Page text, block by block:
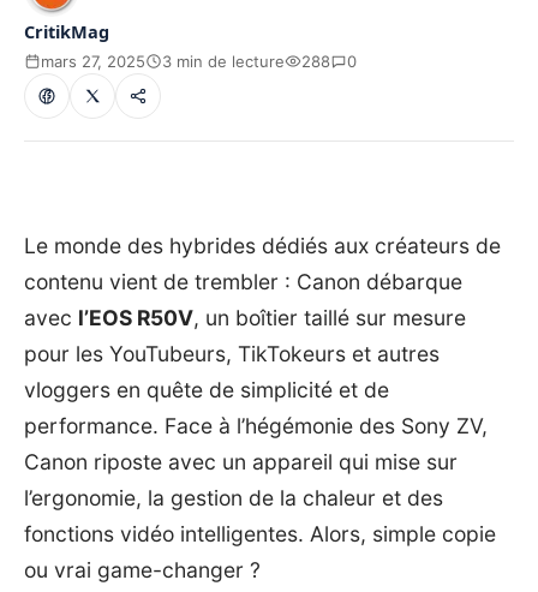
CritikMag
mars 27, 2025 3 min de lecture 288 0
Le monde des hybrides dédiés aux créateurs de
contenu vient de trembler : Canon débarque
avec l’EOS R50V, un boîtier taillé sur mesure
pour les YouTubeurs, TikTokeurs et autres
vloggers en quête de simplicité et de
performance. Face à l’hégémonie des Sony ZV,
Canon riposte avec un appareil qui mise sur
l’ergonomie, la gestion de la chaleur et des
fonctions vidéo intelligentes. Alors, simple copie
ou vrai game-changer ?